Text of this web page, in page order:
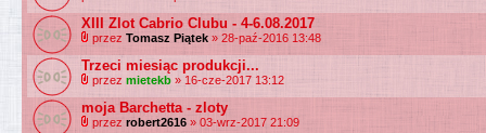
XIII Zlot Cabrio Clubu - 4-6.08.2017
przez Tomasz Piątek » 28-paź-2016 13:48
Trzeci miesiąc produkcji...
przez mietekb » 16-cze-2017 13:12
moja Barchetta - zloty
przez robert2616 » 03-wrz-2017 21:09